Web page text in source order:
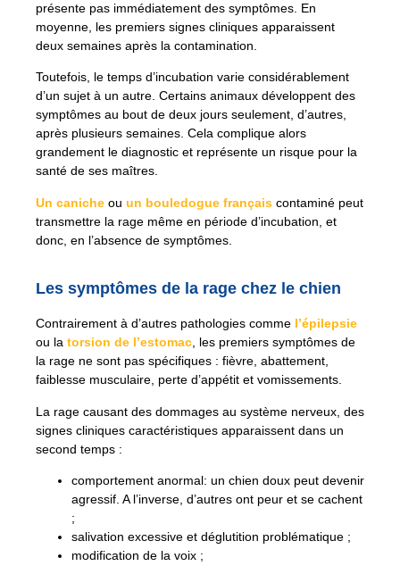
présente pas immédiatement des symptômes. En
moyenne, les premiers signes cliniques apparaissent
deux semaines après la contamination.
Toutefois, le temps d’incubation varie considérablement
d’un sujet à un autre. Certains animaux développent des
symptômes au bout de deux jours seulement, d’autres,
après plusieurs semaines. Cela complique alors
grandement le diagnostic et représente un risque pour la
santé de ses maîtres.
Un caniche ou un bouledogue français contaminé peut
transmettre la rage même en période d’incubation, et
donc, en l’absence de symptômes.
Les symptômes de la rage chez le chien
Contrairement à d’autres pathologies comme l’épilepsie
ou la torsion de l’estomac, les premiers symptômes de
la rage ne sont pas spécifiques : fièvre, abattement,
faiblesse musculaire, perte d’appétit et vomissements.
La rage causant des dommages au système nerveux, des
signes cliniques caractéristiques apparaissent dans un
second temps :
comportement anormal: un chien doux peut devenir
agressif. A l’inverse, d’autres ont peur et se cachent
;
salivation excessive et déglutition problématique ;
modification de la voix ;